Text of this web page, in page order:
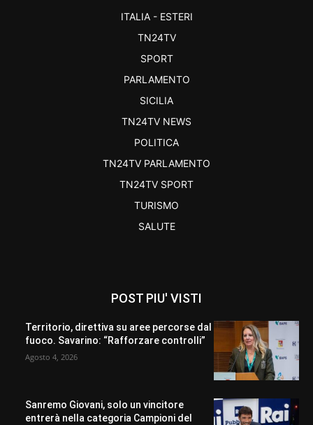
ITALIA - ESTERI
TN24TV
SPORT
PARLAMENTO
SICILIA
TN24TV NEWS
POLITICA
TN24TV PARLAMENTO
TN24TV SPORT
TURISMO
SALUTE
POST PIU' VISTI
Territorio, direttiva su aree percorse dal
fuoco. Savarino: “Rafforzare controlli”
Agosto 4, 2026
Sanremo Giovani, solo un vincitore
entrerà nella categoria Campioni del